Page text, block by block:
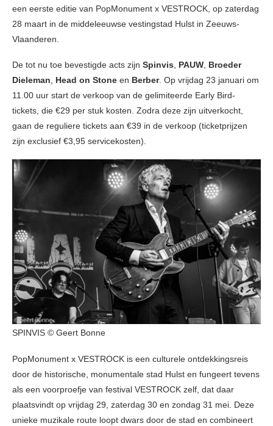
een eerste editie van PopMonument x VESTROCK, op zaterdag
28 maart in de middeleeuwse vestingstad Hulst in Zeeuws-
Vlaanderen.
De tot nu toe bevestigde acts zijn Spinvis, PAUW, Broeder
Dieleman, Head on Stone en Berber. Op vrijdag 23 januari om
11.00 uur start de verkoop van de gelimiteerde Early Bird-
tickets, die €29 per stuk kosten. Zodra deze zijn uitverkocht,
gaan de reguliere tickets aan €39 in de verkoop (ticketprijzen
zijn exclusief €3,95 servicekosten).
SPINVIS © Geert Bonne
PopMonument x VESTROCK is een culturele ontdekkingsreis
door de historische, monumentale stad Hulst en fungeert tevens
als een voorproefje van festival VESTROCK zelf, dat daar
plaatsvindt op vrijdag 29, zaterdag 30 en zondag 31 mei. Deze
unieke muzikale route loopt dwars door de stad en combineert